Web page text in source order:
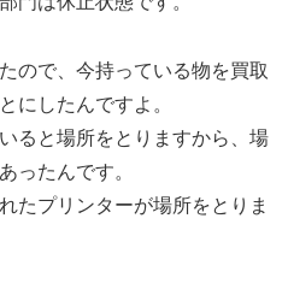
ので、今持っている物を買取
にしたんですよ。
ると場所をとりますから、場
ったんです。
たプリンターが場所をとりま